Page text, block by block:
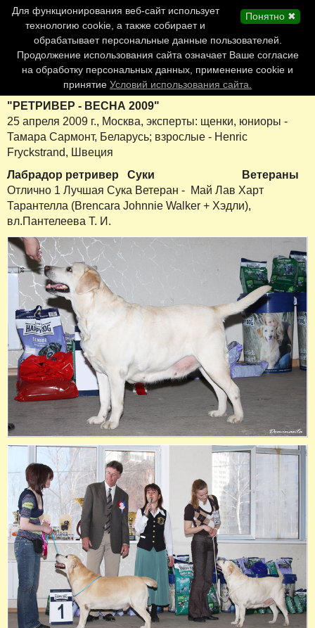
Главная страница
Обновления сайта
Контакты
Персоналии
Форум
"РЕТРИВЕР - ВЕСНА 2009"
25 апреля 2009 г., Москва, эксперты: щенки, юниоры -
Тамара Сармонт, Беларусь; взрослые - Henric
Fryckstrand, Швеция
Лабрадор ретривер
Суки
Ветераны
Отлично 1 Лучшая Сука Ветеран - Май Лав Харт
Тарантелла (Brencara Johnnie Walker + Хэдли),
вл.Пантелеева Т. И.
Понятно ✖
Для функционирования веб-сайт использует
технологию cookie, а также собирает и
обрабатывает персональные данные пользователей.
Продолжение использования сайта означает Ваше согласие
на обработку персональных данных, применение cookie и
принятие Условий использования сайта.